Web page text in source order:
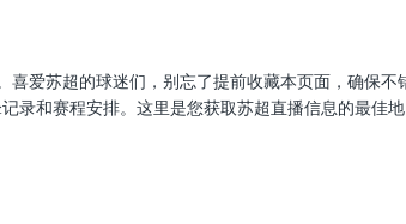
爱苏超的球迷们，别忘了提前收藏本页面，确保不
和赛程安排。这里是您获取苏超直播信息的最佳地